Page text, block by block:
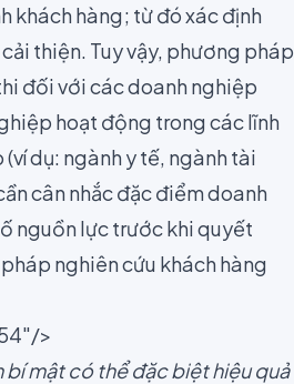
khách hàng; từ đó xác định
thiện. Tuy vậy, phương pháp
đối với các doanh nghiệp
hoạt động trong các lĩnh
dụ: ngành y tế, ngành tài
cân nhắc đặc điểm doanh
nguồn lực trước khi quyết
nghiên cứu khách hàng
>
bí mật có thể đặc biệt hiệu quả